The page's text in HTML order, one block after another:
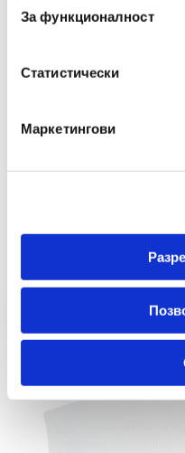
За функционалност
Статистически
Маркетингови
Препоръчани